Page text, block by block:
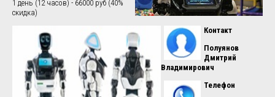
1 день (12 часов) - 66000 руб (40%
скидка)
Контакт
Полуянов
Дмитрий
Владимирович
Телефон